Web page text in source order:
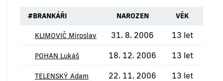
#BRANKÁŘI NAROZEN VĚK
KLIMOVIČ Miroslav 31. 8. 2006 13 let
POHAN Lukáš 18. 12. 2006 13 let
TELENSKÝ Adam 22. 11. 2006 13 let